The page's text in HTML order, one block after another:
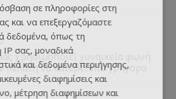
χρησιμοποιεί γυναικεία φωνή
πελάτη να κατέβει πιο γρήγορα
σε πληροφορίες στη
και να επεξεργαζόμαστε
δεδομένα, όπως τη
IP σας, μοναδικά
και δεδομένα περιήγησης,
διαφημίσεις και
μέτρηση διαφημίσεων και